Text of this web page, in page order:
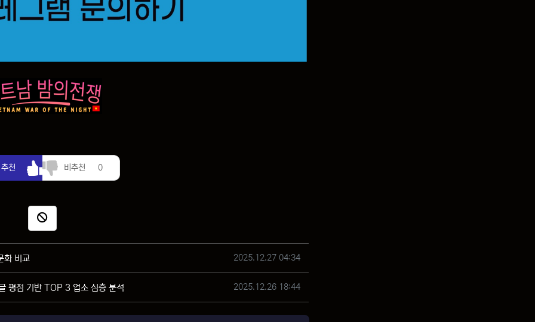
추천추천 비추천 0
비추천
신고
화 비교 작성일
2025.12.27 04:34
평점 기반 TOP 3 업소 심층 분석 작성일
2025.12.26 18:44